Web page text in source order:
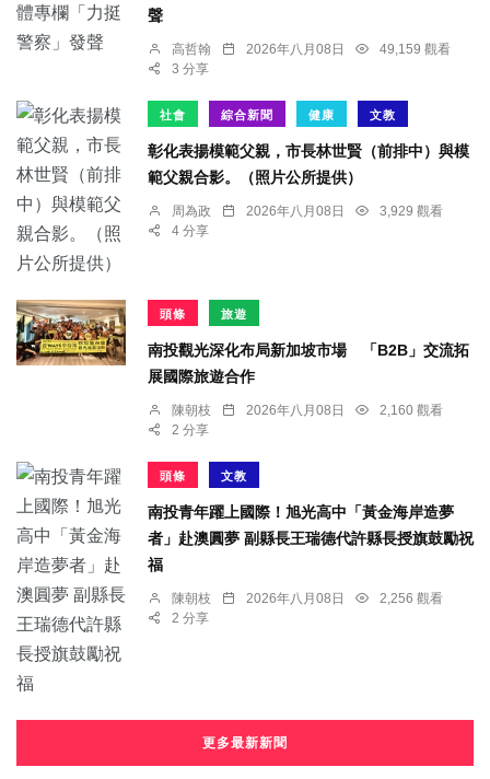
聲
高哲翰 2026年八月08日
49,159 觀看
3 分享
社會 綜合新聞 健康 文教
彰化表揚模範父親，市長林世賢（前排中）與模
範父親合影。（照片公所提供）
周為政 2026年八月08日
3,929 觀看
4 分享
頭條 旅遊
南投觀光深化布局新加坡市場 「B2B」交流拓
展國際旅遊合作
陳朝枝 2026年八月08日
2,160 觀看
2 分享
頭條 文教
南投青年躍上國際！旭光高中「黃金海岸造夢
者」赴澳圓夢 副縣長王瑞德代許縣長授旗鼓勵祝
福
陳朝枝 2026年八月08日
2,256 觀看
2 分享
更多最新新聞